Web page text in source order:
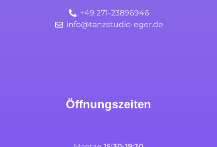
+49 271-23896946
info@tanzstudio-eger.de
Öffnungszeiten